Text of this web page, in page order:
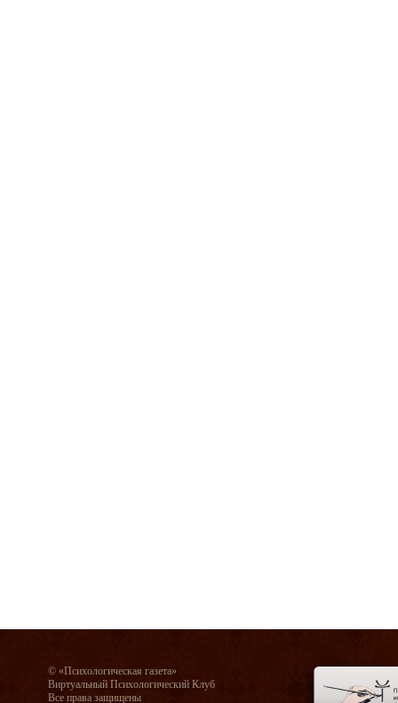
© «Психологическая газета»
Виртуальный Психологический Клуб
Все права защищены